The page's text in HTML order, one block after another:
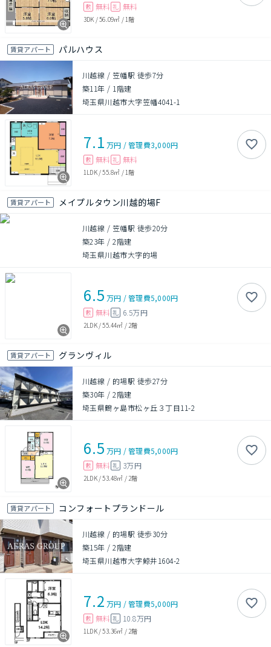
敷 無料 礼 無料
3DK /56.09㎡ / 1階
賃貸アパート パルハウス
川越線 / 笠幡駅 徒歩7分
築11年 / 1階建
埼玉県川越市大字笠幡4041-1
7.1 万円 /管理費3,000円
敷 無料 礼 無料
1LDK/55.8㎡ / 1階
賃貸アパート メイプルタウン川越的場F
川越線 / 笠幡駅 徒歩20分
築23年 /2階建
埼玉県川越市大字的場
6.5 万円 /管理費5,000円
敷 無料 礼 6.5万円
2LDK/55.44㎡ / 2階
賃貸アパート グランヴィル
川越線 / 的場駅 徒歩27分
築30年 /2階建
埼玉県鶴ヶ島市松ヶ丘３丁目11-2
6.5 万円 /管理費5,000円
敷 無料 礼 3万円
2LDK/53.48㎡ / 2階
賃貸アパート コンフォートプランドール
川越線 / 的場駅 徒歩30分
築15年 /2階建
埼玉県川越市大字鯨井1604-2
7.2 万円 /管理費5,000円
敷 無料 礼 10.8万円
1LDK/53.36㎡ / 2階